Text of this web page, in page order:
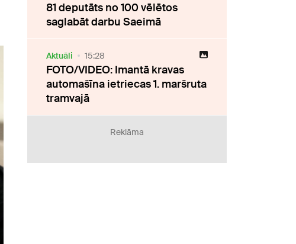
81 deputāts no 100 vēlētos
saglabāt darbu Saeimā
Aktuāli 15:28
FOTO/VIDEO: Imantā kravas
automašīna ietriecas 1. maršruta
tramvajā
Reklāma